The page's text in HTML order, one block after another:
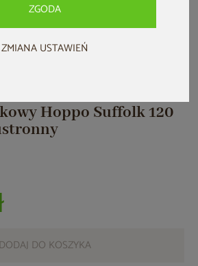
ZGODA
ZMIANA USTAWIEŃ
Hoppo Suffolk 120
DODAJ DO KOSZYKA